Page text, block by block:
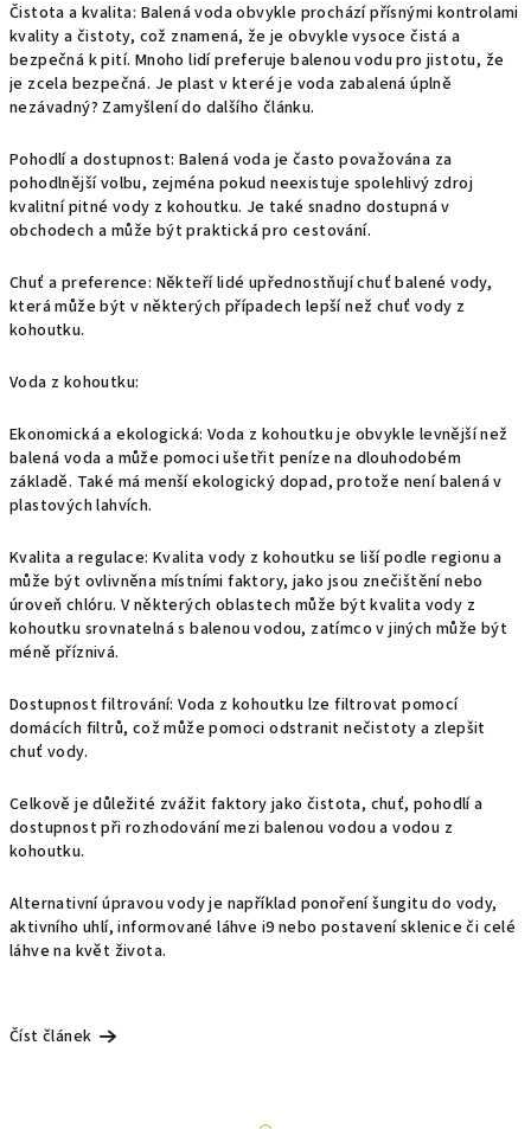
Čistota a kvalita: Balená voda obvykle prochází přísnými kontrolami
kvality a čistoty, což znamená, že je obvykle vysoce čistá a
bezpečná k pití. Mnoho lidí preferuje balenou vodu pro jistotu, že
je zcela bezpečná. Je plast v které je voda zabalená úplně
nezávadný? Zamyšlení do dalšího článku.
Pohodlí a dostupnost: Balená voda je často považována za
pohodlnější volbu, zejména pokud neexistuje spolehlivý zdroj
kvalitní pitné vody z kohoutku. Je také snadno dostupná v
obchodech a může být praktická pro cestování.
Chuť a preference: Někteří lidé upřednostňují chuť balené vody,
která může být v některých případech lepší než chuť vody z
kohoutku.
Voda z kohoutku:
Ekonomická a ekologická: Voda z kohoutku je obvykle levnější než
balená voda a může pomoci ušetřit peníze na dlouhodobém
základě. Také má menší ekologický dopad, protože není balená v
plastových lahvích.
Kvalita a regulace: Kvalita vody z kohoutku se liší podle regionu a
může být ovlivněna místními faktory, jako jsou znečištění nebo
úroveň chlóru. V některých oblastech může být kvalita vody z
kohoutku srovnatelná s balenou vodou, zatímco v jiných může být
méně příznivá.
Dostupnost filtrování: Voda z kohoutku lze filtrovat pomocí
domácích filtrů, což může pomoci odstranit nečistoty a zlepšit
chuť vody.
Celkově je důležité zvážit faktory jako čistota, chuť, pohodlí a
dostupnost při rozhodování mezi balenou vodou a vodou z
kohoutku.
Alternativní úpravou vody je například ponoření šungitu do vody,
aktivního uhlí,informované láhve i9 nebo postavení sklenice či celé
láhve na květ života.
Číst článek